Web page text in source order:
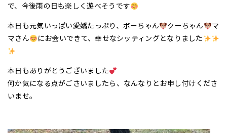
で、今後雨の日も楽しく遊べそうです
本日も元気いっぱい愛嬌たっぷり、ボーちゃん
クーちゃん
マ
マさん
にお会いできて、幸せなシッティングとなりました
本日もありがとうございました
何か気になる点がごさいましたら、なんなりとお申し付けくださ
いませ。